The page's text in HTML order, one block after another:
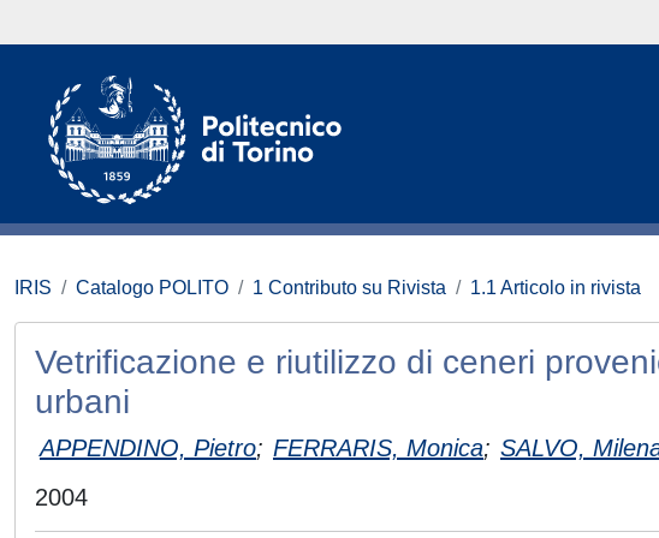
IRIS Catalogo POLITO 1 Contributo su Rivista 1.1 Articolo in rivista
Vetrificazione e riutilizzo di ceneri
urbani
APPENDINO, Pietro; FERRARIS, Monica; SALVO,
2004